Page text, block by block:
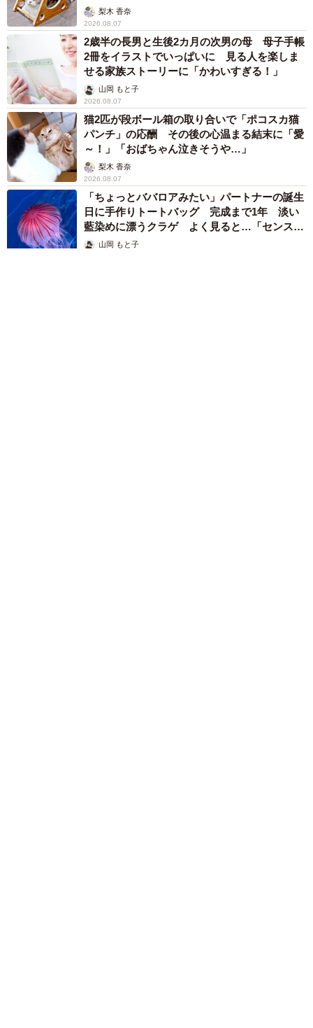
梨木 香奈
2026.08.07
2歳半の長男と生後2カ月の次男の母 母子手帳
2冊をイラストでいっぱいに 見る人を楽しま
せる家族ストーリーに「かわいすぎる！」
山岡 もと子
2026.08.07
猫2匹が段ボール箱の取り合いで「ポコスカ猫
パンチ」の応酬 その後の心温まる結末に「愛
～！」「おばちゃん泣きそうや…」
梨木 香奈
2026.08.07
「ちょっとババロアみたい」パートナーの誕生
日に手作りトートバッグ 完成まで1年 淡い
藍染めに漂うクラゲ よく見ると…「センスす
ごい」山岡 もと子